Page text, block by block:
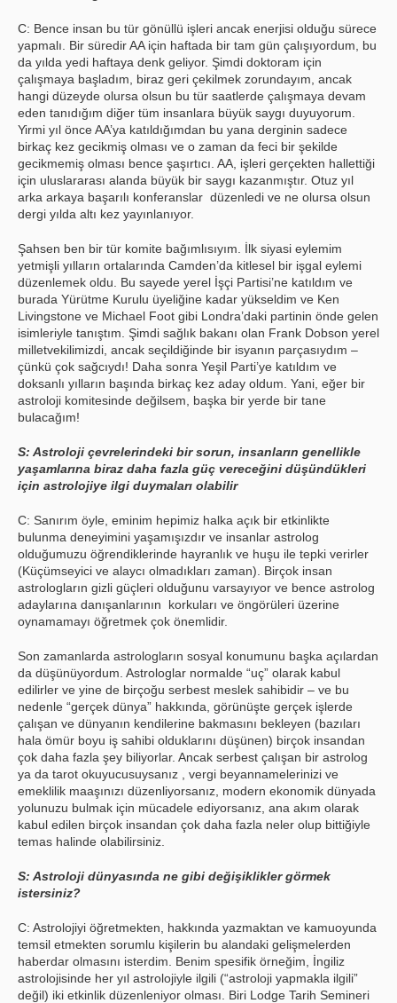
C: Bence insan bu tür gönüllü işleri ancak enerjisi olduğu sürece
yapmalı. Bir süredir AA için haftada bir tam gün çalışıyordum, bu
da yılda yedi haftaya denk geliyor. Şimdi doktoram için
çalışmaya başladım, biraz geri çekilmek zorundayım, ancak
hangi düzeyde olursa olsun bu tür saatlerde çalışmaya devam
eden tanıdığım diğer tüm insanlara büyük saygı duyuyorum.
Yirmi yıl önce AA’ya katıldığımdan bu yana derginin sadece
birkaç kez gecikmiş olması ve o zaman da feci bir şekilde
gecikmemiş olması bence şaşırtıcı. AA, işleri gerçekten hallettiği
için uluslararası alanda büyük bir saygı kazanmıştır. Otuz yıl
arka arkaya başarılı konferanslar düzenledi ve ne olursa olsun
dergi yılda altı kez yayınlanıyor.
Şahsen ben bir tür komite bağımlısıyım. İlk siyasi eylemim
yetmişli yılların ortalarında Camden’da kitlesel bir işgal eylemi
düzenlemek oldu. Bu sayede yerel İşçi Partisi’ne katıldım ve
burada Yürütme Kurulu üyeliğine kadar yükseldim ve Ken
Livingstone ve Michael Foot gibi Londra’daki partinin önde gelen
isimleriyle tanıştım. Şimdi sağlık bakanı olan Frank Dobson yerel
milletvekilimizdi, ancak seçildiğinde bir isyanın parçasıydım –
çünkü çok sağcıydı! Daha sonra Yeşil Parti’ye katıldım ve
doksanlı yılların başında birkaç kez aday oldum. Yani, eğer bir
astroloji komitesinde değilsem, başka bir yerde bir tane
bulacağım!
S: Astroloji çevrelerindeki bir sorun, insanların genellikle
yaşamlarına biraz daha fazla güç vereceğini düşündükleri
için astrolojiye ilgi duymaları olabilir
C: Sanırım öyle, eminim hepimiz halka açık bir etkinlikte
bulunma deneyimini yaşamışızdır ve insanlar astrolog
olduğumuzu öğrendiklerinde hayranlık ve huşu ile tepki verirler
(Küçümseyici ve alaycı olmadıkları zaman). Birçok insan
astrologların gizli güçleri olduğunu varsayıyor ve bence astrolog
adaylarına danışanlarının korkuları ve öngörüleri üzerine
oynamamayı öğretmek çok önemlidir.
Son zamanlarda astrologların sosyal konumunu başka açılardan
da düşünüyordum. Astrologlar normalde “uç” olarak kabul
edilirler ve yine de birçoğu serbest meslek sahibidir – ve bu
nedenle “gerçek dünya” hakkında, görünüşte gerçek işlerde
çalışan ve dünyanın kendilerine bakmasını bekleyen (bazıları
hala ömür boyu iş sahibi olduklarını düşünen) birçok insandan
çok daha fazla şey biliyorlar. Ancak serbest çalışan bir astrolog
ya da tarot okuyucusuysanız , vergi beyannamelerinizi ve
emeklilik maaşınızı düzenliyorsanız, modern ekonomik dünyada
yolunuzu bulmak için mücadele ediyorsanız, ana akım olarak
kabul edilen birçok insandan çok daha fazla neler olup bittiğiyle
temas halinde olabilirsiniz.
S: Astroloji dünyasında ne gibi değişiklikler görmek
istersiniz?
C: Astrolojiyi öğretmekten, hakkında yazmaktan ve kamuoyunda
temsil etmekten sorumlu kişilerin bu alandaki gelişmelerden
haberdar olmasını isterdim. Benim spesifik örneğim, İngiliz
astrolojisinde her yıl astrolojiyle ilgili (“astroloji yapmakla ilgili”
değil) iki etkinlik düzenleniyor olması. Biri Lodge Tarih Semineri